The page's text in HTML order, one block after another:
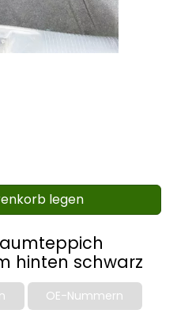
hinten schwarz
OE-Nummern
legen